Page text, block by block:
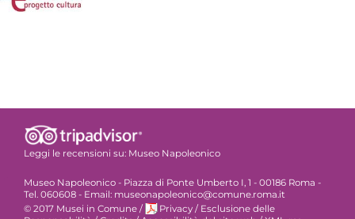
Leggi le recensioni su: Museo Napoleonico
Museo Napoleonico - Piazza di Ponte Umberto I, 1 - 00186 Roma -
Tel. 060608 - Email: museonapoleonico@comune.roma.it
© 2017 Musei in Comune / Privacy / Esclusione delle